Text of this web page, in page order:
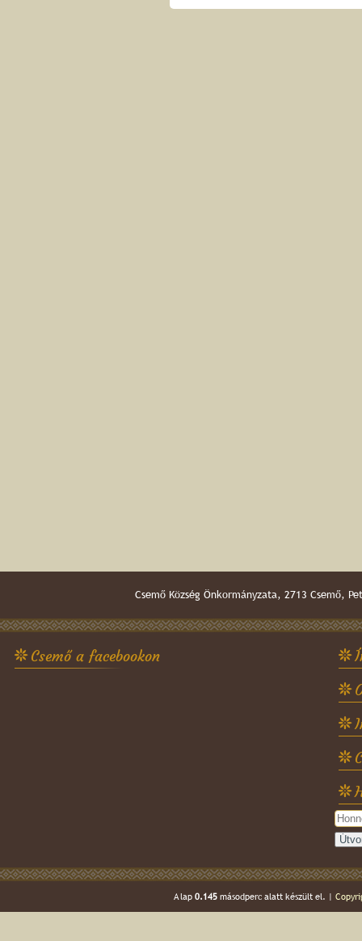
Csemő Község Önkormányzata, 2713
Csemő a facebookon
A lap 0.145másodperc alatt készült el. |